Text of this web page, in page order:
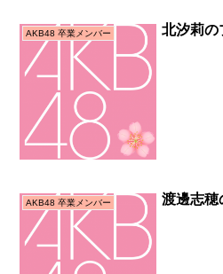
AKB48 卒業メンバー 北汐莉の
AKB48 卒業メンバー 渡邊志穂